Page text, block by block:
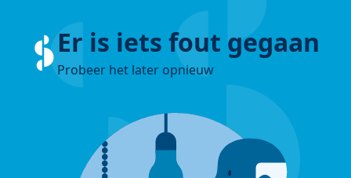
Er is iets fout gegaan
Probeer het later opnieuw